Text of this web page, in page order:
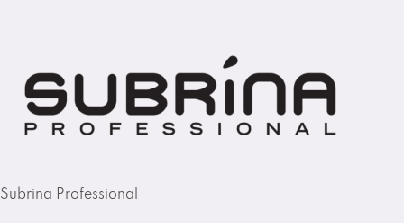
Subrina Professional